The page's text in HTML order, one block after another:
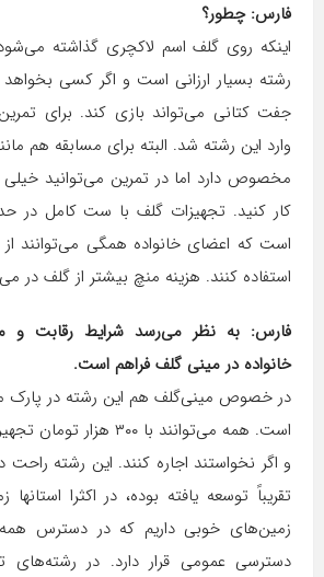
فارس: چطور؟
اینکه روی گلف اسم لاکچری گذاشته
رشته بسیار ارزانی است و اگر کسی
جفت کتانی می‌تواند بازی کند. برای
وارد این رشته شد. البته برای مسابقه هم
مخصوص دارد اما در تمرین می‌توانید
استفاده کنند. هزینه منچ بیشتر از گلف در
فارس: به نظر می‌رسد شرایط رقابت و
خانواده در مینی‌ گلف فراهم است.
در خصوص مینی‌گلف هم این رشته در
است. همه می‌توانند با ۳۰۰
و اگر نخواستند اجاره کنند. این رشته راحت
تقریباً توسعه یافته بوده، در اکثرا
زمین‌های خوبی داریم که در دسترس
دسترسی عمومی قرار دارد. در رشته‌های